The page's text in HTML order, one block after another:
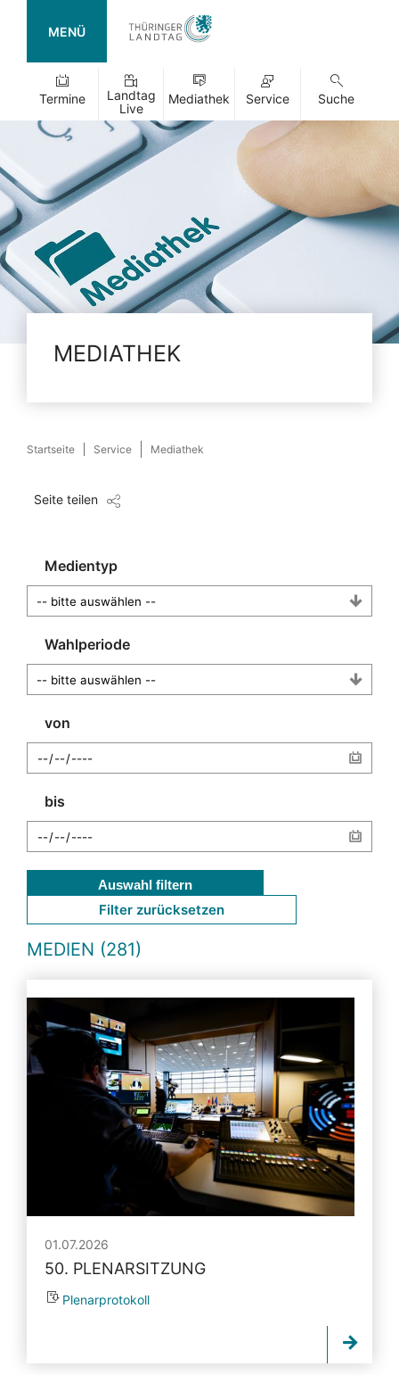
MENÜ
Termine
Landtag
Live
Mediathek Service Suche
MEDIATHEK
Startseite Service Mediathek
Seite teilen
Medientyp
Wahlperiode
von
bis
Auswahl filtern
Filter zurücksetzen
MEDIEN (281)
01.07.2026
50. PLENARSITZUNG
Plenarprotokoll